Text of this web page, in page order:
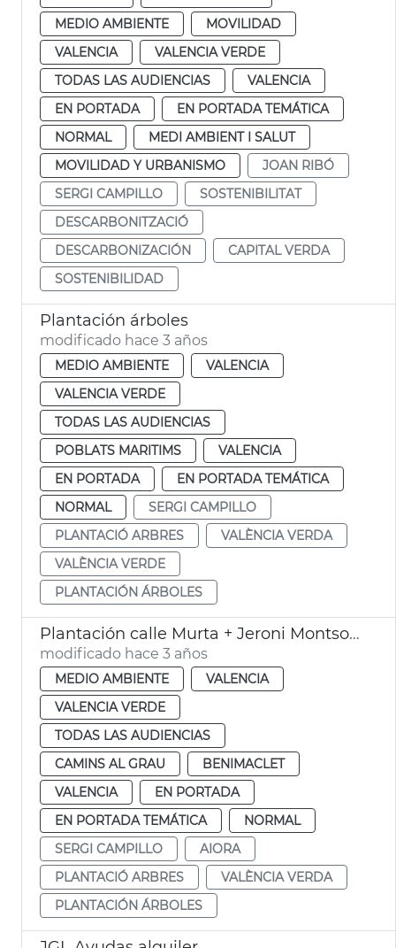
MEDIO AMBIENTE
MOVILIDAD
VALENCIA
VALENCIA VERDE
TODAS LAS AUDIENCIAS
VALENCIA
EN PORTADA
EN PORTADA TEMÁTICA
NORMAL
MEDI AMBIENT I SALUT
MOVILIDAD Y URBANISMO
JOAN RIBÓ
SERGI CAMPILLO
SOSTENIBILITAT
DESCARBONITZACIÓ
DESCARBONIZACIÓN
CAPITAL VERDA
SOSTENIBILIDAD
Plantación árboles
modificado hace 3 años
MEDIO AMBIENTE
VALENCIA
VALENCIA VERDE
TODAS LAS AUDIENCIAS
POBLATS MARITIMS
VALENCIA
EN PORTADA
EN PORTADA TEMÁTICA
NORMAL
SERGI CAMPILLO
PLANTACIÓ ARBRES
VALÈNCIA VERDA
VALÈNCIA VERDE
PLANTACIÓN ÁRBOLES
Plantación calle Murta + Jeroni Montsoriu
modificado hace 3 años
MEDIO AMBIENTE
VALENCIA
VALENCIA VERDE
TODAS LAS AUDIENCIAS
CAMINS AL GRAU
BENIMACLET
VALENCIA
EN PORTADA
EN PORTADA TEMÁTICA
NORMAL
SERGI CAMPILLO
AIORA
PLANTACIÓ ARBRES
VALÈNCIA VERDA
PLANTACIÓN ÁRBOLES